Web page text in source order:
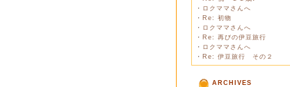
・ ロクママさんへ
・ Re: 初物
・ ロクママさんへ
・ Re: 再びの伊豆旅行
・ ロクママさんへ
・ Re: 伊豆旅行 その２
ARCHIVES